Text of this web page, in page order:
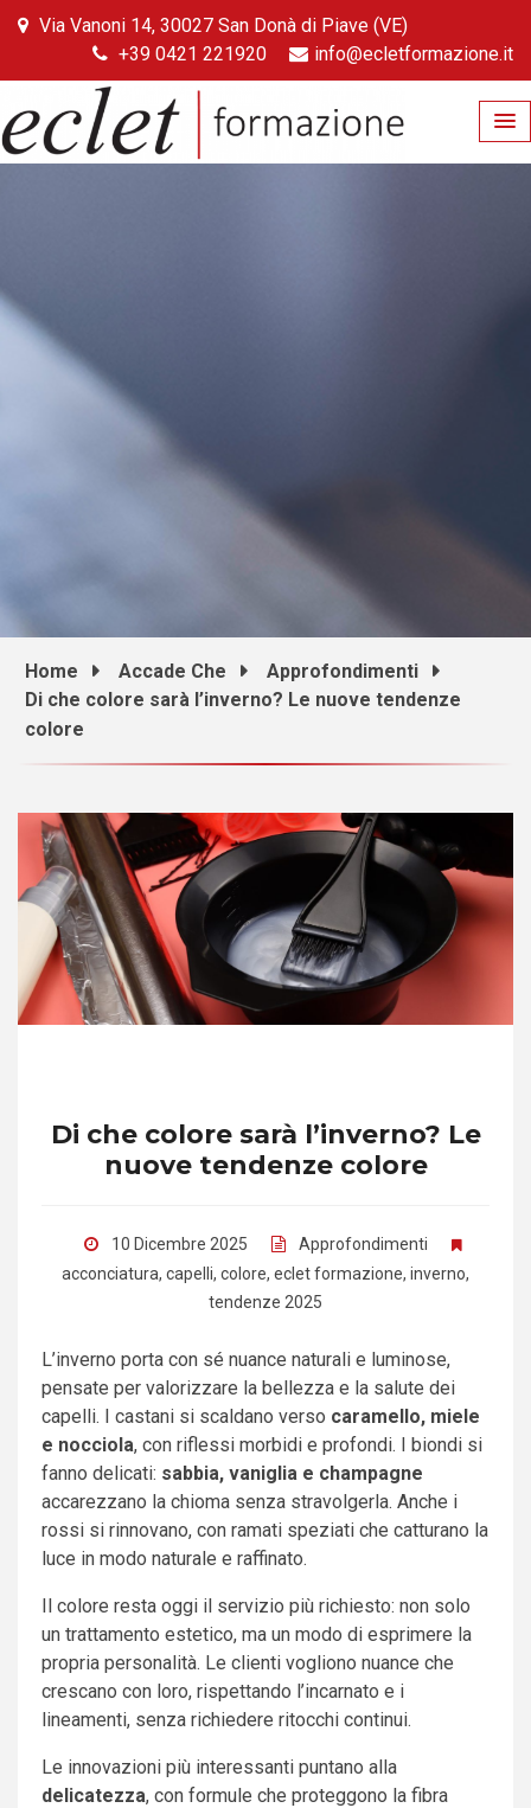
Skip
Via Vanoni 14, 30027 San Donà di Piave (VE)
+39 0421 221920
info@ecletformazione.it
Home Accade Che
Approfondimenti
Di che colore sarà l’inverno? Le nuove tendenze
colore
Di che colore sarà l’inverno? Le
nuove tendenze colore
10 Dicembre 2025
Approfondimenti
acconciatura, capelli, colore, eclet formazione, inverno,
tendenze 2025
L’inverno porta con sé nuance naturali e luminose,
pensate per valorizzare la bellezza e la salute dei
capelli. I castani si scaldano verso caramello, miele
e nocciola, con riflessi morbidi e profondi. I biondi si
fanno delicati: sabbia, vaniglia e champagne
accarezzano la chioma senza stravolgerla. Anche i
rossi si rinnovano, con ramati speziati che catturano la
luce in modo naturale e raffinato.
Il colore resta oggi il servizio più richiesto: non solo
un trattamento estetico, ma un modo di esprimere la
propria personalità. Le clienti vogliono nuance che
crescano con loro, rispettando l’incarnato e i
lineamenti, senza richiedere ritocchi continui.
Le innovazioni più interessanti puntano alla
delicatezza, con formule che proteggono la fibra